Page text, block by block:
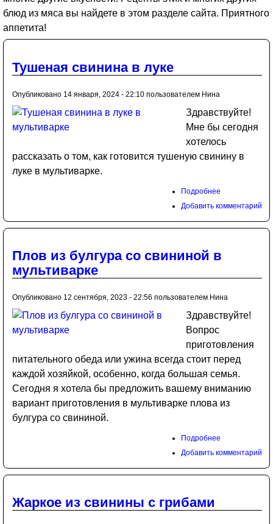
блюд из мяса вы найдете в этом разделе сайта. Приятного
аппетита!
Тушеная свинина в луке
Опубликовано 14 января, 2024 - 22:10 пользователем Нина
Здравствуйте!
Мне бы сегодня
хотелось
рассказать о том, как готовится тушеную свинину в
луке в мультиварке.
Подробнее
Добавить комментарий
Плов из булгура со свининой в
мультиварке
Опубликовано 12 сентября, 2023 - 22:56 пользователем Нина
Здравствуйте!
Вопрос
приготовления
питательного обеда или ужина всегда стоит перед
каждой хозяйкой, особенно, когда большая семья.
Сегодня я хотела бы предложить вашему вниманию
вариант приготовления в мультиварке плова из
булгура со свининой.
Подробнее
Добавить комментарий
Жаркое из свинины с грибами